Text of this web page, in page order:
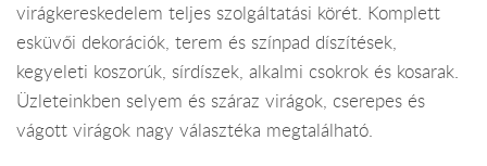
virágkereskedelem teljes szolgáltatási körét. Komplett
esküvői dekorációk, terem és színpad díszítések,
kegyeleti koszorúk, sírdíszek, alkalmi csokrok és kosarak.
Üzleteinkben selyem és száraz virágok, cserepes és
vágott virágok nagy választéka megtalálható.